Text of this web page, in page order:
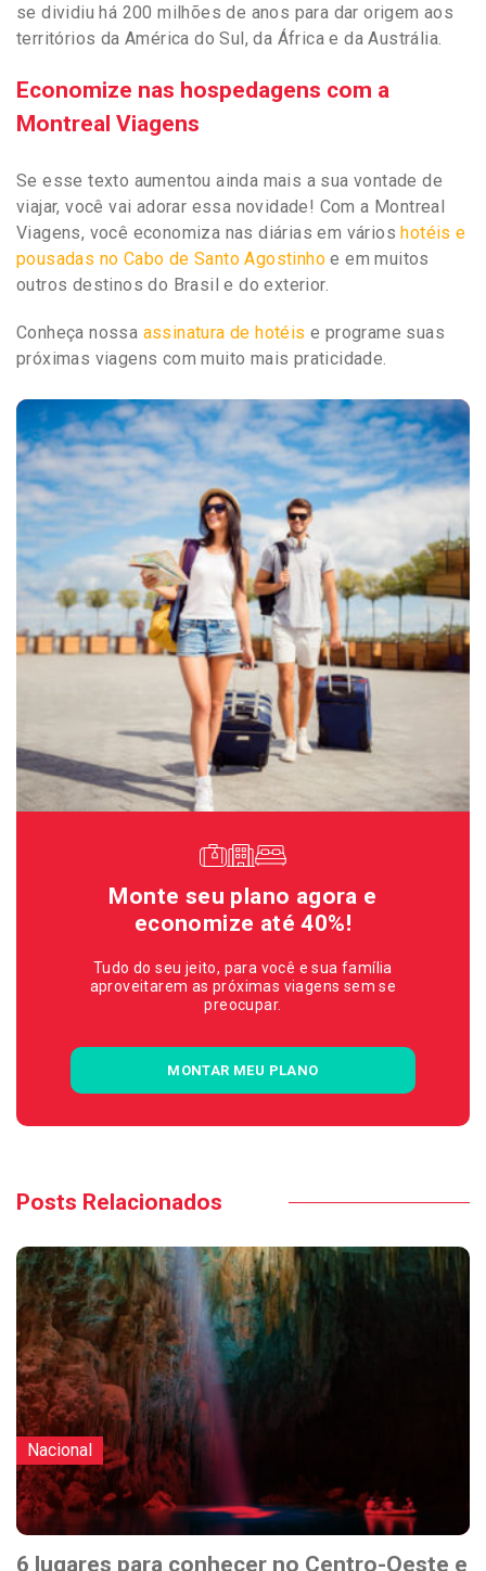
se dividiu há 200 milhões de anos para dar origem aos
territórios da América do Sul, da África e da Austrália.
Economize nas hospedagens com a
Montreal Viagens
Se esse texto aumentou ainda mais a sua vontade de
viajar, você vai adorar essa novidade! Com a Montreal
Viagens, você economiza nas diárias em várioshotéis e
pousadas no Cabo de Santo Agostinho e em muitos
outros destinos do Brasil e do exterior.
Conheça nossa assinatura de hotéis e programe suas
próximas viagens com muito mais praticidade.
Monte seu plano agora e
economize até 40%!
Tudo do seu jeito, para você e sua família
aproveitarem as próximas viagens sem se
preocupar.
MONTAR MEU PLANO
Posts Relacionados
Nacional
6 lugares para conhecer no Centro-Oeste e